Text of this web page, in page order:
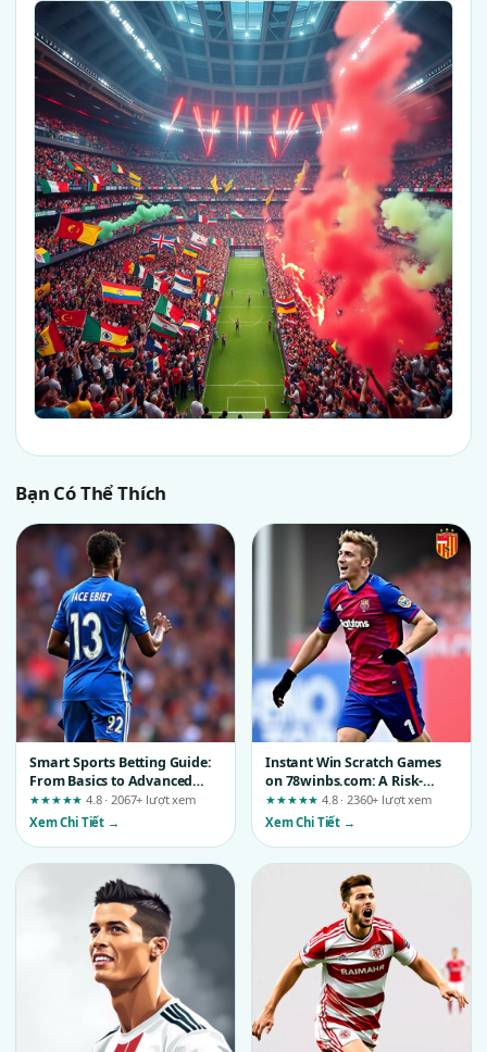
Bạn Có Thể Thích
Smart Sports Betting Guide:
From Basics to Advanced
Strategies
★★★★★4.8 · 2067+ lượt xem
Xem Chi Tiết →
Instant Win Scratch Games
on 78winbs.com: A Risk-
Management Review Based
on Transparency, Speed, and
★★★★★4.8 · 2360+ lượt xem
Xem Chi Tiết →